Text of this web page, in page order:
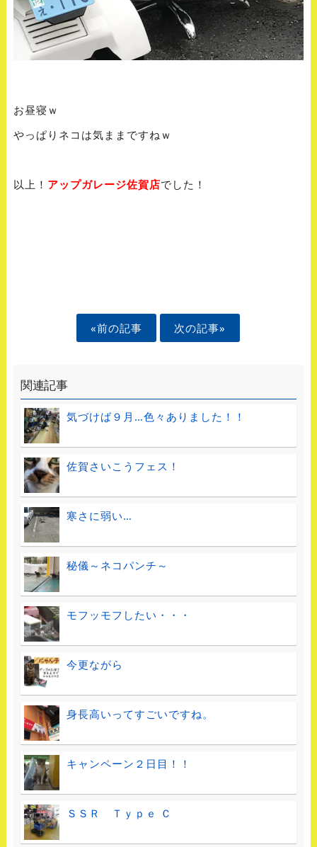
お昼寝ｗ
やっぱりネコは気ままですねｗ
以上！ アップガレージ佐賀店でした！
«前の記事 次の記事»
関連記事
気づけば９月…色々ありました！！
佐賀さいこうフェス！
寒さに弱い…
秘儀～ネコパンチ～
モフッモフしたい・・・
今更ながら
身長高いってすごいですね。
キャンペーン２日目！！
ＳＳＲ Ｔｙｐｅ Ｃ